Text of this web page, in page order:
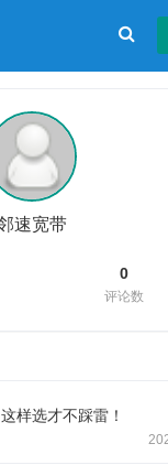
速宽带
0
评论数
样选才不踩雷！